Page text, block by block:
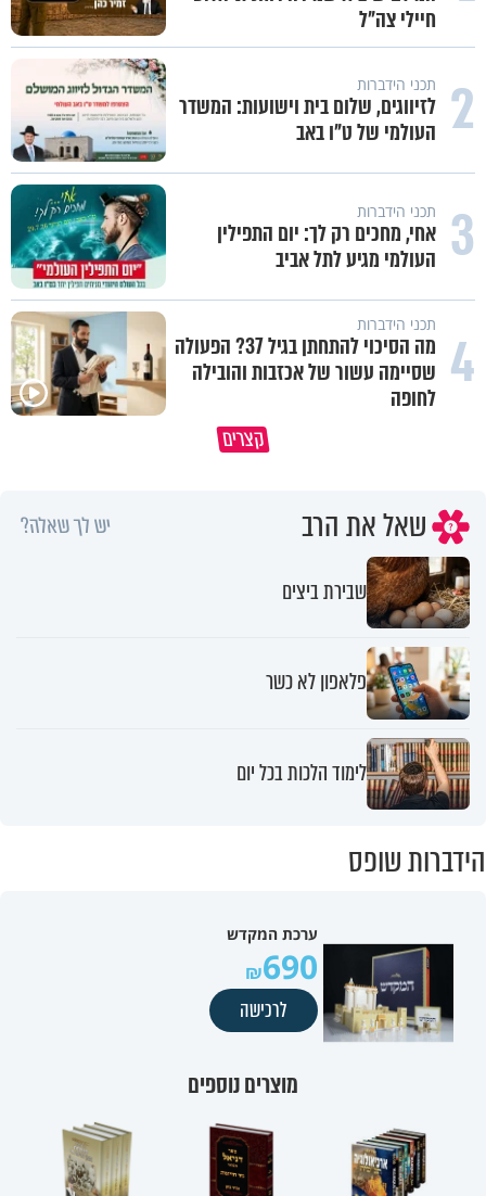
חיילי צה"ל
2 תכני הידברות
לזיווגים, שלום בית וישועות: המשדר
העולמי של ט"ו באב
3 תכני הידברות
אחי, מחכים רק לך: יום התפילין
העולמי מגיע לתל אביב
4 תכני הידברות
מה הסיכוי להתחתן בגיל 37? הפעולה
שסיימה עשור של אכזבות והובילה
לחופה
קצריםתשתמש באהבה של השם לטובתך
פותחים פתח קטן - ומקבלים
שאל את הרב יש לך שאלה?
שבירת ביצים
פלאפון לא כשר
לימוד הלכות בכל יום
הידברות שופס
ערכת המקדש
690
לרכישה
מוצרים נוספים